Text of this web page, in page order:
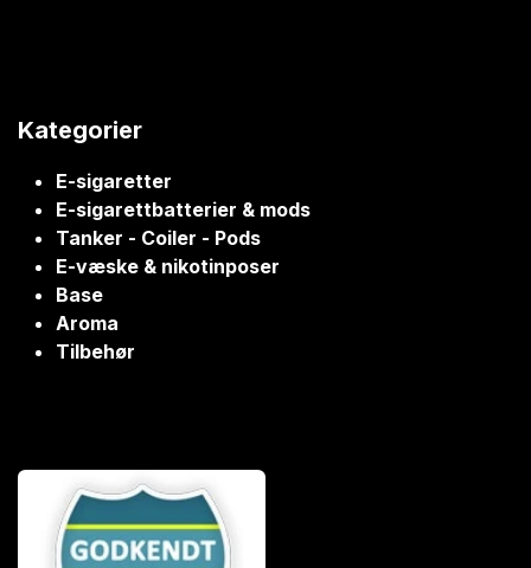
Kategorier
E-sigaretter
E-sigarettbatterier & mods
Tanker - Coiler - Pods
E-væske & nikotinposer
Base
Aroma
Tilbehør